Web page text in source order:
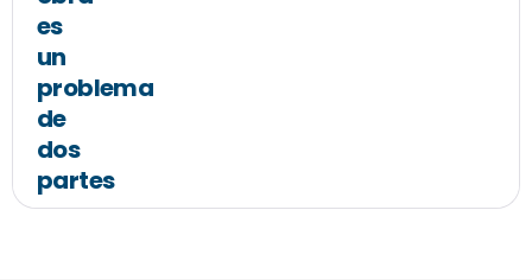
es
un
problema
de
dos
partes